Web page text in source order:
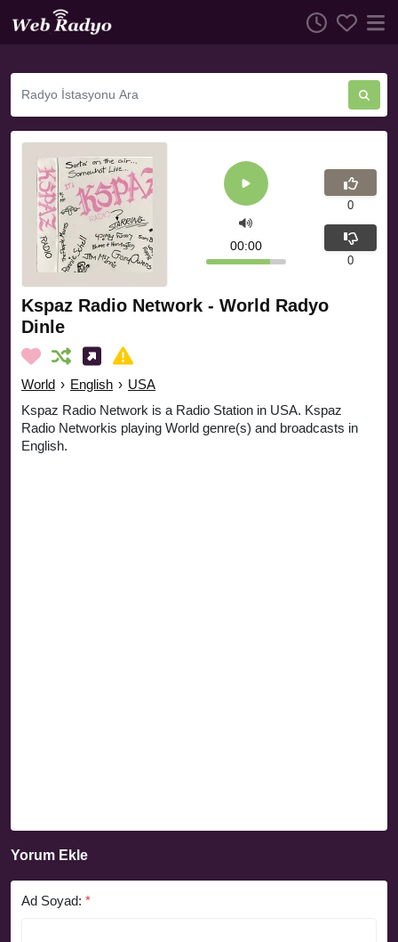
Kspaz Radio Network - World Radyo
Dinle
World › English › USA
Kspaz Radio Network is a Radio Station in USA. Kspaz
Radio Networkis playing World genre(s) and broadcasts in
English.
00:00
0
0
Yorum Ekle
Ad Soyad: *